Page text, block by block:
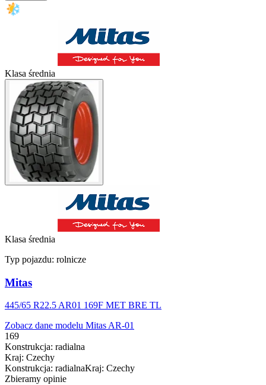
Klasa średnia
Klasa średnia
Typ pojazdu: rolnicze
Mitas
445/65 R22.5 AR01 169F MET BRE TL
Zobacz dane modelu Mitas AR-01
169
Konstrukcja: radialna
Kraj: Czechy
Konstrukcja: radialnaKraj: Czechy
Zbieramy opinie